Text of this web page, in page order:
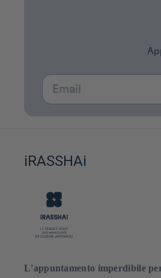
Email
iRASSHAi
L'appuntamento imperdibile